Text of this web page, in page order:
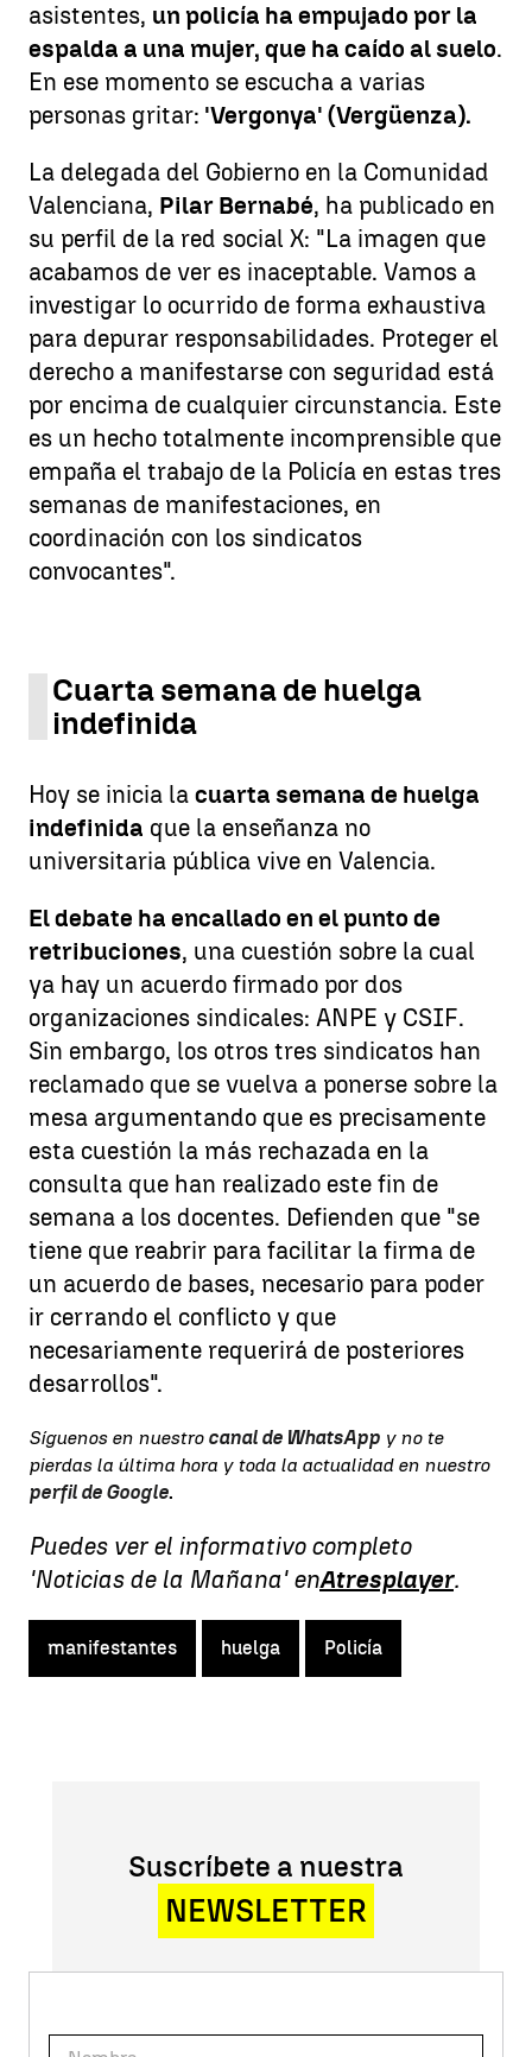
asistentes, un policía ha empujado por la
espalda a una mujer, que ha caído al suelo.
En ese momento se escucha a varias
personas gritar: 'Vergonya' (Vergüenza).
La delegada del Gobierno en la Comunidad
Valenciana, Pilar Bernabé, ha publicado en
su perfil de la red social X: "La imagen que
acabamos de ver es inaceptable. Vamos a
investigar lo ocurrido de forma exhaustiva
para depurar responsabilidades. Proteger el
derecho a manifestarse con seguridad está
por encima de cualquier circunstancia. Este
es un hecho totalmente incomprensible que
empaña el trabajo de la Policía en estas tres
semanas de manifestaciones, en
coordinación con los sindicatos
convocantes".
Cuarta semana de huelga
indefinida
Hoy se inicia la cuarta semana de huelga
indefinida que la enseñanza no
universitaria pública vive en Valencia.
El debate ha encallado en el punto de
retribuciones, una cuestión sobre la cual
ya hay un acuerdo firmado por dos
organizaciones sindicales: ANPE y CSIF.
Sin embargo, los otros tres sindicatos han
reclamado que se vuelva a ponerse sobre la
mesa argumentando que es precisamente
esta cuestión la más rechazada en la
consulta que han realizado este fin de
semana a los docentes. Defienden que "se
tiene que reabrir para facilitar la firma de
un acuerdo de bases, necesario para poder
ir cerrando el conflicto y que
necesariamente requerirá de posteriores
desarrollos".
Síguenos en nuestro canal de WhatsApp y no te
pierdas la última hora y toda la actualidad en nuestro
perfil de Google.
Puedes ver el informativo completo
'Noticias de la Mañana' enAtresplayer.
manifestantes huelga Policía
Suscríbete a nuestra
NEWSLETTER